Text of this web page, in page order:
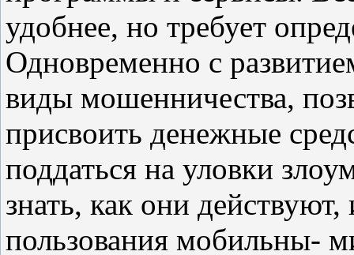
удобнее, но требует
Одновременно с
виды мошенничества,
присвоить денежные
поддаться на уловки
знать, как они
пользования мобильны-